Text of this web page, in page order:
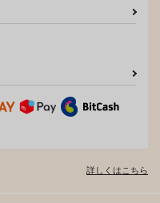
詳しくはこちら